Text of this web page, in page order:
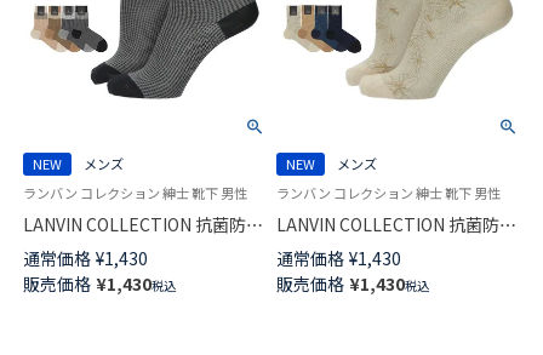
NEW
メンズ
ランバン コレクション 紳士 靴下 男性
LANVIN COLLECTION 抗菌防臭
千鳥格子切替 Hiゲージ ミドル
丈 カジュアル ソックス メンズ
02412145
通常価格 ¥1,430
販売価格 ¥1,430税込
NEW
メンズ
ランバン コレクション 紳士 靴下 男性
LANVIN COLLECTION 抗菌防臭
Hiゲージ ALOHAパリデザイン
ミドル丈 カジュアル ソックス
メンズ 02412144
通常価格 ¥1,430
販売価格 ¥1,430税込